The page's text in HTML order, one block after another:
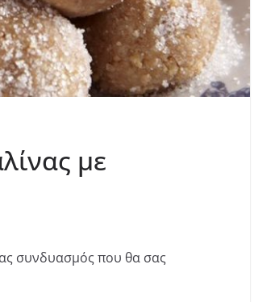
με
συνδυασμός που θα σας